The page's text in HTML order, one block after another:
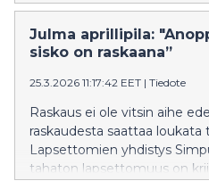
lahjoittajan tietojen
hedelmöityshoitolain aikana
vuotta täyttäneillä.
ja tukea. Lahjasoluhoidoilla
liittyvistä teemoista tietoa
vietetään perjantaista
Julma aprillipila:
sisko on raskaana”
25.3.2026 11:17:42 EET | Tiedote
Raskaus ei ole vitsin aihe
raskaudesta saattaa
Lapsettomien yhdistys
tahaton lapsettomuus on